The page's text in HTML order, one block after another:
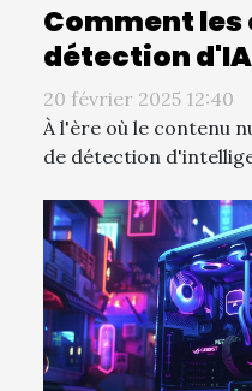
Comment les
détection
paysage
20 février 2025 12:40
À l'ère où le contenu
de détection